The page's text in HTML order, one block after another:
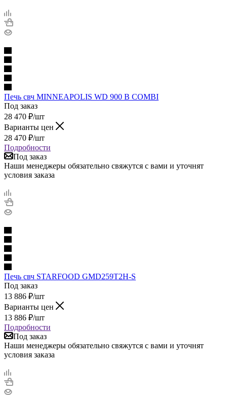
Печь свч MINNEAPOLIS WD 900 B COMBI
Под заказ
28 470 ₽/шт
Варианты цен
28 470 ₽/шт
Подробности
Под заказ
Наши менеджеры обязательно свяжутся с вами и уточнят
условия заказа
Печь свч STARFOOD GMD259T2H-S
Под заказ
13 886 ₽/шт
Варианты цен
13 886 ₽/шт
Подробности
Под заказ
Наши менеджеры обязательно свяжутся с вами и уточнят
условия заказа